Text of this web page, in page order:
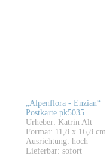
„Alpenflora - Enzian“
Postkarte pk5035
Urheber: Katrin Alt
Format: 11,8 x 16,8 cm
Ausrichtung: hoch
Lieferbar: sofort